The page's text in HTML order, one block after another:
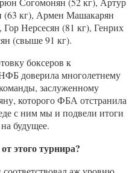
(63 кг), Армен Машакарян
Нерсесян (81 кг), Генрих
(свыше 91 кг).
боксеров к
доверила многолетнему
заслуженному
которого ФБА отстранила
с ним мы и подвели итоги
будущее.
этого турнира?